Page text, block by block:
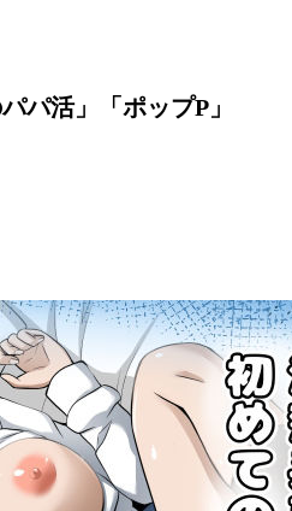
パ活」「ポップP」